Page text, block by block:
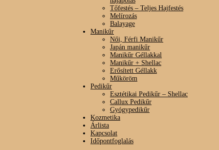
Tőfestés – Teljes Hajfestés
Melírozás
Balayage
Manikűr
Női, Férfi Manikűr
Japán manikűr
Manikűr Géllakkal
Manikűr + Shellac
Erősített Géllakk
Műköröm
Pedikűr
Esztétikai Pedikűr – Shellac
Callux Pedikűr
Gyógypedikűr
Kozmetika
Árlista
Kapcsolat
Időpontfoglalás